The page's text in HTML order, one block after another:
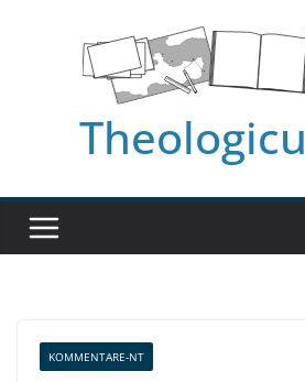
KOMMENTARE-NT